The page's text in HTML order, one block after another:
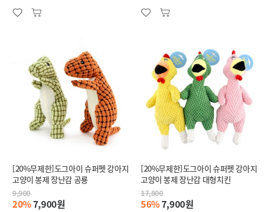
[20%무제한]도그아이 슈퍼펫 강아지
고양이 봉제 장난감 공룡
9,900
20%7,900원
[20%무제한]도그아이 슈퍼펫 강아지
고양이 봉제 장난감 대형치킨
17,800
56%7,900원